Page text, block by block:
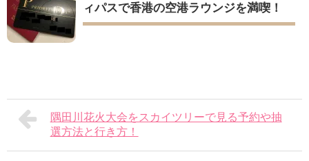
ィパスで香港の空港ラウンジを満喫！
隅田川花火大会をスカイツリーで見る予約や抽
選方法と行き方！